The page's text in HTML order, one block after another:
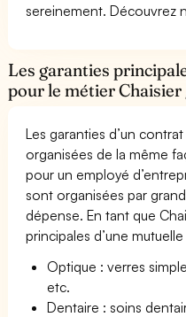
sereinement. Découvrez
Les garanties
pour le métier Chaisier
Les garanties d’un
organisées de la même
pour un employé
sont organisées par
dépense. En tant que
principales d’une
Optique : verres
etc.
Dentaire : soins